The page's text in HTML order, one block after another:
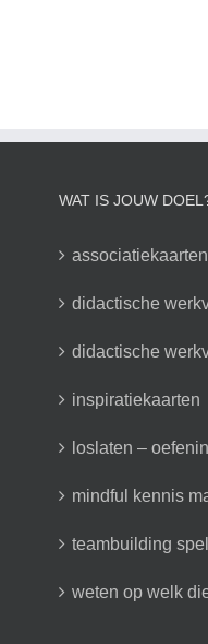
WAT IS JOUW
associatiekaarten
didactische
didactische
inspiratiekaarten
loslaten –
mindful kennis
teambuilding
weten op welk